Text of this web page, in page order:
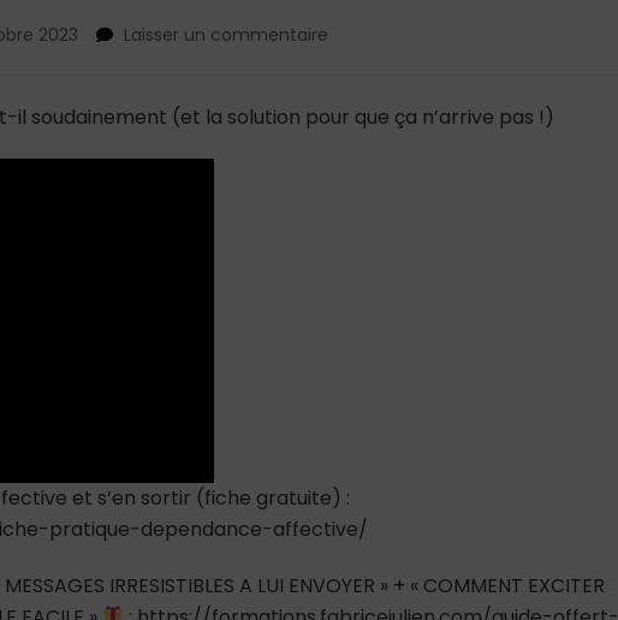
2023 Laisser un commentaire
homme
intéressé
il soudainement (et la solution pour que ça n’arrive pas !)
et s’en sortir (fiche gratuite) :
pratique-dependance-affective/
IRRESISTIBLES A LUI ENVOYER » + « COMMENT EXCITER